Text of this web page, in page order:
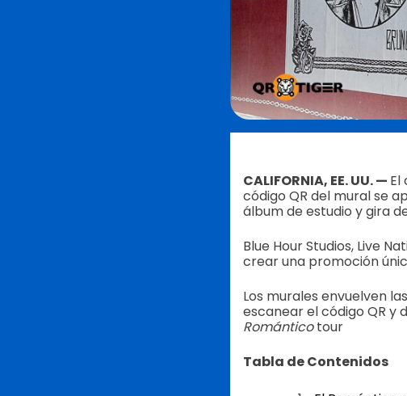
CALIFORNIA, EE. UU. — El
código QR del mural se
álbum de estudio y gira
Blue Hour Studios, Live
crear una promoción
Los murales envuelven
escanear el código QR y
Románticotour
Tabla de Contenidos